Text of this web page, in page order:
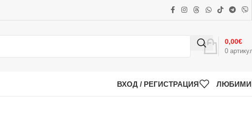
0
0,00€
ВХОД / РЕГИСТРАЦИЯ ЛЮБИМИ